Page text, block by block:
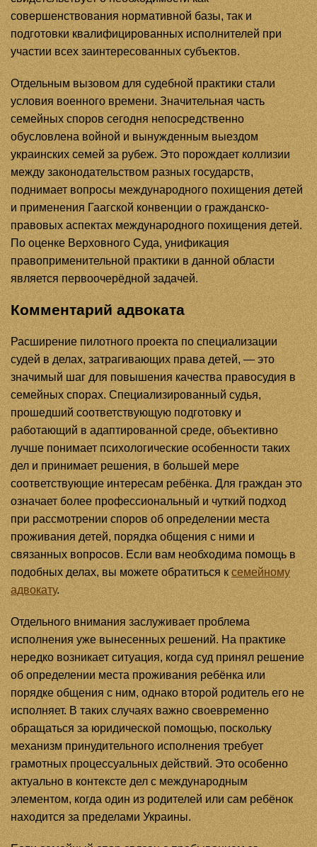
совершенствования нормативной базы, так и
подготовки квалифицированных исполнителей при
участии всех заинтересованных субъектов.
Отдельным вызовом для судебной практики стали
условия военного времени. Значительная часть
семейных споров сегодня непосредственно
обусловлена войной и вынужденным выездом
украинских семей за рубеж. Это порождает коллизии
между законодательством разных государств,
поднимает вопросы международного похищения детей
и применения Гаагской конвенции о гражданско-
правовых аспектах международного похищения детей.
По оценке Верховного Суда, унификация
правоприменительной практики в данной области
является первоочерёдной задачей.
Комментарий адвоката
Расширение пилотного проекта по специализации
судей в делах, затрагивающих права детей, — это
значимый шаг для повышения качества правосудия в
семейных спорах. Специализированный судья,
прошедший соответствующую подготовку и
работающий в адаптированной среде, объективно
лучше понимает психологические особенности таких
дел и принимает решения, в большей мере
соответствующие интересам ребёнка. Для граждан это
означает более профессиональный и чуткий подход
при рассмотрении споров об определении места
проживания детей, порядка общения с ними и
связанных вопросов. Если вам необходима помощь в
подобных делах, вы можете обратиться ксемейному
адвокату.
Отдельного внимания заслуживает проблема
исполнения уже вынесенных решений. На практике
нередко возникает ситуация, когда суд принял решение
об определении места проживания ребёнка или
порядке общения с ним, однако второй родитель его не
исполняет. В таких случаях важно своевременно
обращаться за юридической помощью, поскольку
механизм принудительного исполнения требует
грамотных процессуальных действий. Это особенно
актуально в контексте дел с международным
элементом, когда один из родителей или сам ребёнок
находится за пределами Украины.